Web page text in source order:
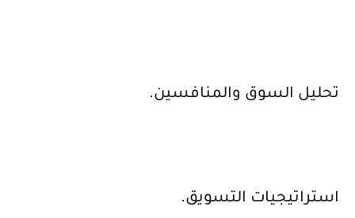
تحليل السوق والمنافسين.
استراتيجيات التسويق.